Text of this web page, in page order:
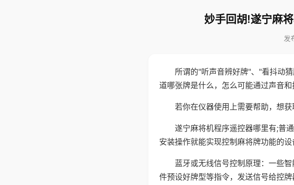
妙手回胡!遂宁麻
发
所谓的"听声音辨好牌"、"看抖动
道哪张牌是什么，怎么可能通过声音
若你在仪器使用上需要帮助，想
遂宁麻将机程序遥控器哪里有;普
安装操作就能实现控制麻将牌功能的设
蓝牙或无线信号控制原理：一些
件预设好牌型等指令，发送信号给控